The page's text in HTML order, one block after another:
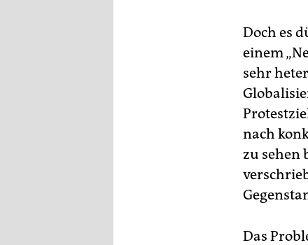
Doch es
einem
sehr
nach
zu sehen
Das